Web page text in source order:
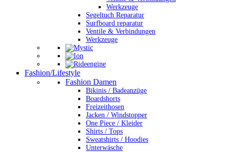
Werkzeuge
Segeltuch Reparatur
Surfboard reparatur
Ventile & Verbindungen
Werkzeuge
Fashion/Lifestyle
Fashion Damen
Bikinis / Badeanzüge
Boardshorts
Freizeithosen
Jacken / Windstopper
One Piece / Kleider
Shirts / Tops
Sweatshirts / Hoodies
Unterwäsche